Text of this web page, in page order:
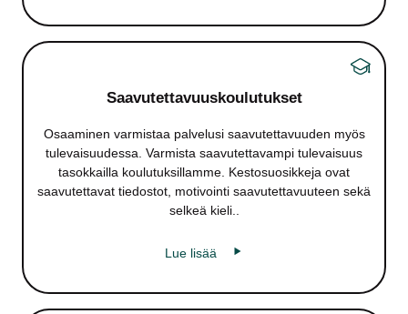
Saavutettavuus­koulutukset
Osaaminen varmistaa palvelusi saavutettavuuden myös
tulevaisuudessa. Varmista saavutettavampi tulevaisuus
tasokkailla koulutuksillamme. Kestosuosikkeja ovat
saavutettavat tiedostot, motivointi saavutettavuuteen sekä
selkeä kieli..
Lue lisää